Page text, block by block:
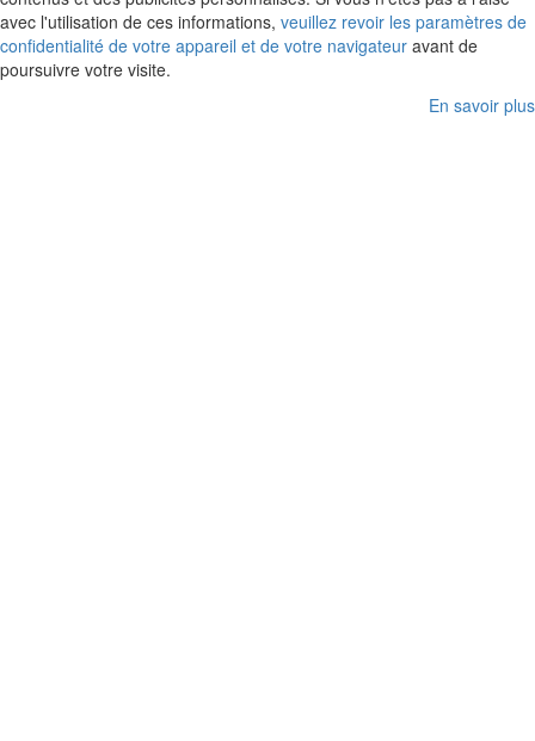
avec l'utilisation de ces informations, veuillez revoir les paramètres de
confidentialité de votre appareil et de votre navigateur avant de
poursuivre votre visite.
En savoir plus